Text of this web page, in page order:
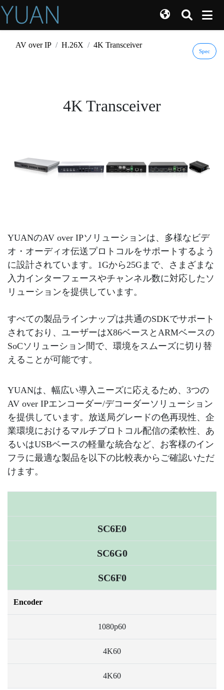
AV over IP H.26X 4K Transceiver
Spec
4K Transceiver
YUANのAV over IPソリューションは、多様なビデ
オ・オーディオ伝送プロトコルをサポートするよう
に設計されています。1Gから25Gまで、さまざまな
入力インターフェースやチャンネル数に対応したソ
リューションを提供しています。
すべての製品ラインナップは共通のSDKでサポート
されており、ユーザーはX86ベースとARMベースの
SoCソリューション間で、環境をスムーズに切り替
えることが可能です。
YUANは、幅広い導入ニーズに応えるため、3つの
AV over IPエンコーダー/デコーダーソリューション
を提供しています。放送局グレードの色再現性、企
業環境におけるマルチプロトコル配信の柔軟性、あ
るいはUSBベースの軽量な統合など、お客様のイン
フラに最適な製品を以下の比較表からご確認いただ
けます。
SC6E0
SC6G0
SC6F0
Encoder
1080p60
4K60
4K60